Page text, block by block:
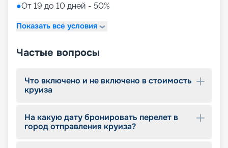
●От 19 до 10 дней - 50%
Показать все условия
Частые вопросы
Что включено и не включено в стоимость
круиза
На какую дату бронировать перелет в
город отправления круиза?